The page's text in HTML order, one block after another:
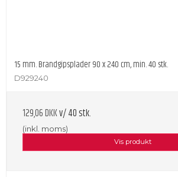
15 mm. Brandgipsplader 90 x 240 cm, min. 40 stk.
D929240
129,06 DKKv/ 40 stk.
(inkl. moms)
Vis produkt